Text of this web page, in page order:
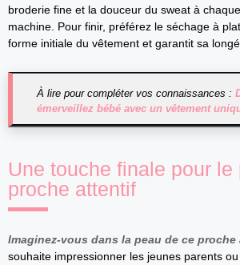
broderie fine et la douceur du sweat à
machine. Pour finir, préférez le séchage à
forme initiale du vêtement et garantit sa
À lire pour compléter vos connaissances :
émerveillez bébé avec un vêtement
Une touche finale pour le
proche attentif
Imaginez-vous dans la peau de ce
souhaite impressionner les jeunes parents